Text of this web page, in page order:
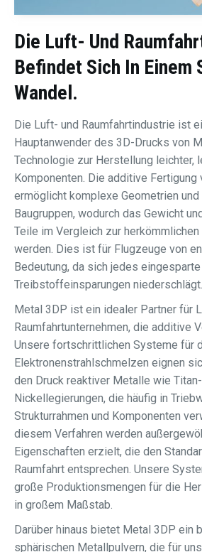
Die Luft- Und
Befindet Sich In Einem
Wandel.
Die Luft- und Raumfahrtindustrie ist
Hauptanwender des 3D-Drucks von
Technologie zur Herstellung leichter,
Komponenten. Die additive Fertigung
ermöglicht komplexe Geometrien
Baugruppen, wodurch das Gewicht
Teile im Vergleich zur
werden. Dies ist für Flugzeuge von
Bedeutung, da sich jedes
Treibstoffeinsparungen niederschlägt.
Metal 3DP ist ein idealer Partner für
Raumfahrtunternehmen, die additive
Unsere fortschrittlichen Systeme für
Elektronenstrahlschmelzen eignen
den Druck reaktiver Metalle wie
Nickellegierungen, die häufig in
Strukturrahmen und Komponenten
diesem Verfahren werden
Eigenschaften erzielt, die den
Raumfahrt entsprechen. Unsere
große Produktionsmengen für die
in großem Maßstab.
Darüber hinaus bietet Metal 3DP ein
sphärischen Metallpulvern, die für